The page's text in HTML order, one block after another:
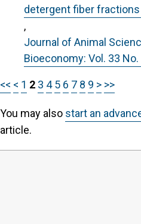
detergent fiber fractions
,
Journal of Animal
Bioeconomy: Vol. 33
<< < 1 2 3 4 5 6 7 8 9 > >>
You may also start an
article.